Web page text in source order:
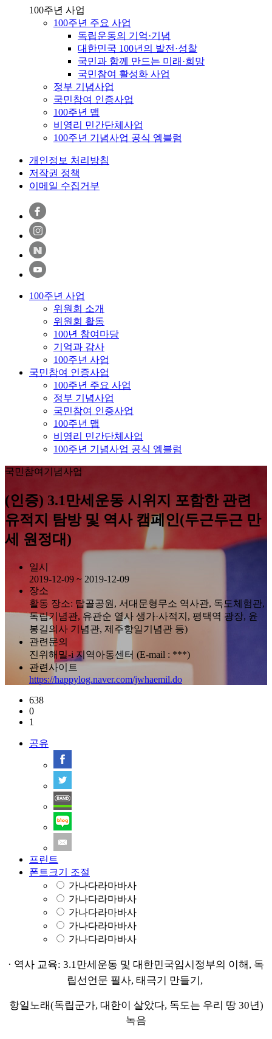
100주년 사업
100주년 주요 사업
독립운동의 기억·기념
대한민국 100년의 발전·성찰
국민과 함께 만드는 미래·희망
국민참여 활성화 사업
정부 기념사업
국민참여 인증사업
100주년 맵
비영리 민간단체사업
100주년 기념사업 공식 엠블럼
개인정보 처리방침
저작권 정책
이메일 수집거부
100주년 사업
위원회 소개
위원회 활동
100년 참여마당
기억과 감사
100주년 사업
국민참여 인증사업
100주년 주요 사업
정부 기념사업
국민참여 인증사업
100주년 맵
비영리 민간단체사업
100주년 기념사업 공식 엠블럼
국민참여기념사업
(인증) 3.1만세운동 시위지 포함한 관련
유적지 탐방 및 역사 캠페인(두근두근 만
세 원정대)
일시
2019-12-09 ~ 2019-12-09
장소
활동 장소: 탑골공원, 서대문형무소 역사관, 독도체험관,
독립기념관, 유관순 열사 생가·사적지, 평택역 광장, 윤
봉길의사 기념관, 제주항일기념관 등)
관련문의
진위해밀-i 지역아동센터 (E-mail : ***)
관련사이트
https://happylog.naver.com/jwhaemil.do
638
0
1
공유
프린트
폰트크기 조절
가나다라마바사
가나다라마바사
가나다라마바사
가나다라마바사
가나다라마바사
· 역사 교육: 3.1만세운동 및 대한민국임시정부의 이해 , 독
립선언문 필사, 태극기 만들기 ,
항일노래(독립군가, 대한이 살았다, 독도는 우리 땅 30년)
녹음